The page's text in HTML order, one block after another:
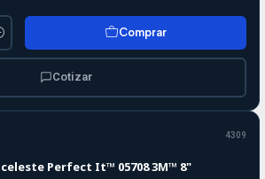
Comprar
Cotizar
4309
Perfect It™ 05708 3M™ 8"